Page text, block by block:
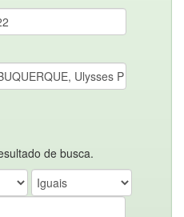
de busca.